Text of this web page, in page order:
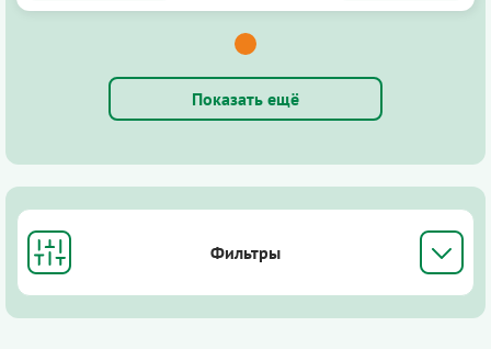
Показать ещё
Фильтры